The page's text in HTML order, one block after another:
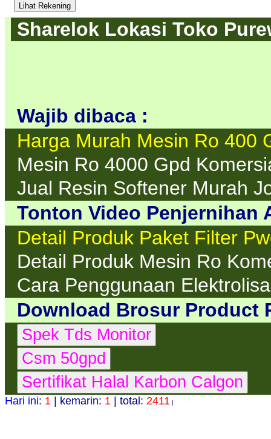
Sharelok Lokasi Toko
Wajib dibaca :
Harga Murah Mesin Ro 400
Mesin Ro 4000 Gpd
Jual Resin Softener Murah
Tonton Video Penjernihan
Detail Produk Paket Filter
Detail Produk Mesin Ro
Cara Penggunaan
Download Brosur Product
Hari ini: 1 | kemarin: 1 | total: 2411 |